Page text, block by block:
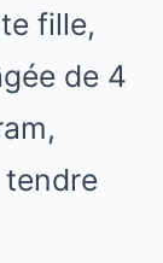
fille,
de 4
tendre